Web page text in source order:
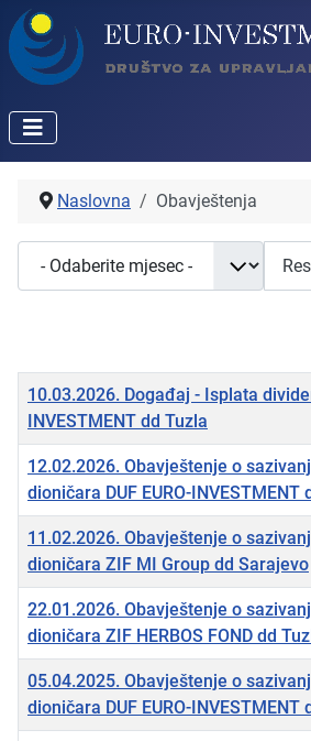
Naslovna Obavještenja
Naslov
10.03.2026. Događaj - Isplata
INVESTMENT dd Tuzla
12.02.2026. Obavještenje o
dioničara DUF EURO-INVESTMENT
11.02.2026. Obavještenje o
dioničara ZIF MI Group dd Sarajevo
22.01.2026. Obavještenje o
dioničara ZIF HERBOS FOND dd
05.04.2025. Obavještenje o
dioničara DUF EURO-INVESTMENT